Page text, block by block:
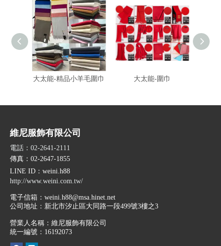
大太能-精品小羊毛圍巾 大太能-圍巾
維尼服飾有限公司
電話：02-2641-2111
傳真：02-2647-1855
LINE ID ：weini.h88
http://www.weini.com.tw/
電子信箱： weini.h88@msa.hinet.net
公司地址： 新北市汐止區大同路一段499號3樓之3
營業人名稱：維尼服飾有限公司
統一編號：16192073